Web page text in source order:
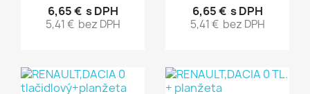
6,65 € s DPH
5,41 € bez DPH
6,65 € s DPH
5,41 € bez DPH